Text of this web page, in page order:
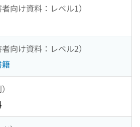
向け資料：レベル1）
向け資料：レベル2）